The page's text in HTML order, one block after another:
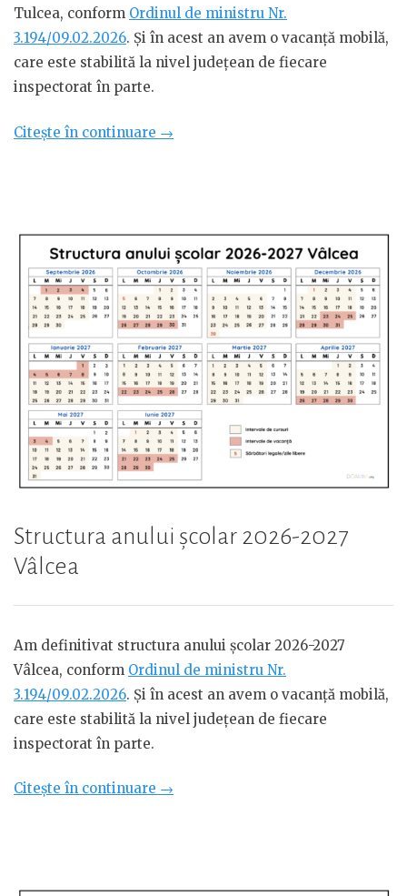
Tulcea, conform Ordinul de ministru Nr.
3.194/09.02.2026. Și în acest an avem o vacanță mobilă,
care este stabilită la nivel județean de fiecare
inspectorat în parte.
Citește în continuare „Structura
Tulcea”
→
Structura anului școlar 2026-2027
Vâlcea
Am definitivat structura anului școlar 2026-2027
Vâlcea, conform Ordinul de ministru Nr.
3.194/09.02.2026. Și în acest an avem o vacanță mobilă,
care este stabilită la nivel județean de fiecare
inspectorat în parte.
Citește în continuare „Structura
2027
→